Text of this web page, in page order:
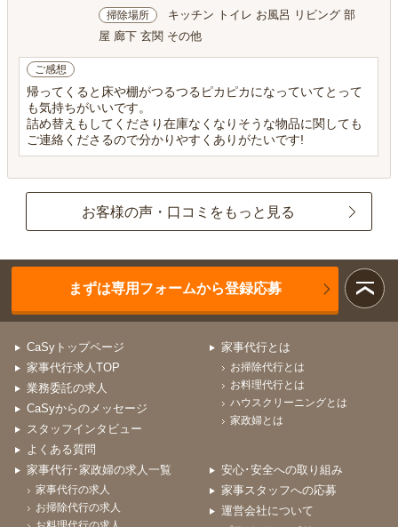
掃除場所
キッチン トイレ お風呂 リビング 部
屋 廊下 玄関 その他
ご感想
帰ってくると床や棚がつるつるピカピカになっていてとって
も気持ちがいいです。
詰め替えもしてくださり在庫なくなりそうな物品に関しても
ご連絡くださるので分かりやすくありがたいです!
お客様の声・口コミをもっと見る
まずは専用フォームから登録応募
CaSyトップページ
家事代行求人TOP
業務委託の求人
CaSyからのメッセージ
スタッフインタビュー
よくある質問
家事代行とは
お掃除代行とは
お料理代行とは
ハウスクリーニングとは
家政婦とは
家事代行･家政婦の求人一覧
家事代行の求人
お掃除代行の求人
安心･安全への取り組み
家事スタッフへの応募
運営会社について